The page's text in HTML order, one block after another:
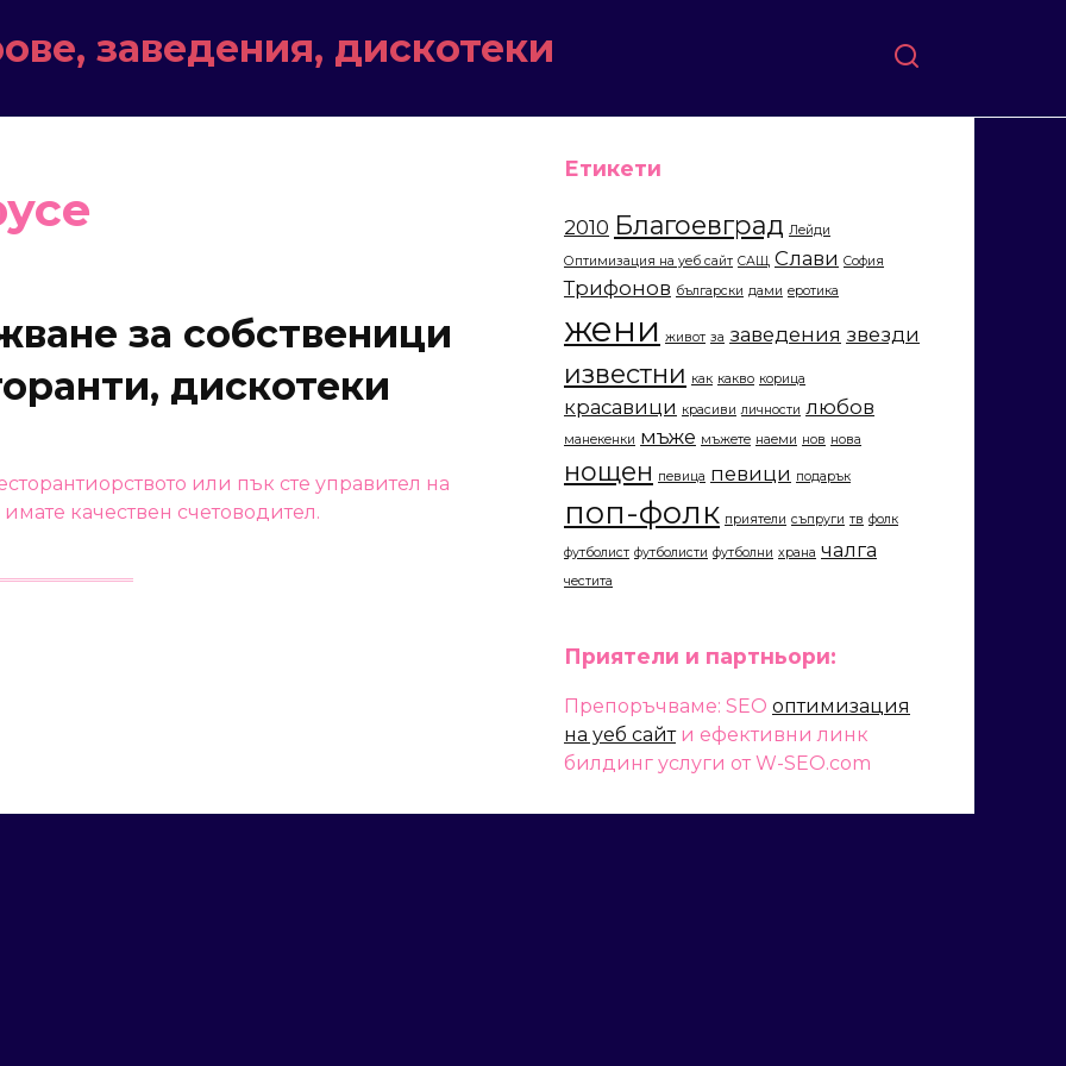
заведения, дискотеки
за собственици
дискотеки
или пък сте управител на
качествен счетоводител.
Етикети
2010 Благоевград Лейди
Оптимизация на уеб сайт САЩ Слави София
Трифонов български дами еротика
жени живот за заведения звезди
известни как какво корица
красавици красиви личности любов
манекенки мъже мъжете наеми нов нова
нощен певица певици подарък
поп-фолк приятели съпруги тв фолк
футболист футболисти футболни храна чалга
честита
Приятели и партньори:
Препоръчваме: SEO оптимизация
на уеб сайти ефективни линк
билдинг услуги от W-SEO.com